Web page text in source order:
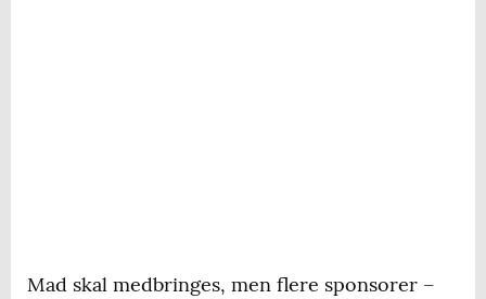
Mad skal medbringes, men flere sponsorer –